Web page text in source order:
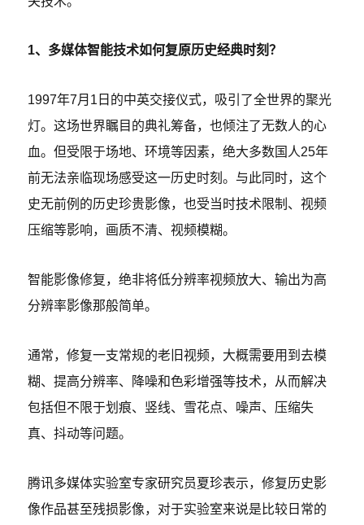
1、多媒体智能技术如何复原历史经典时刻？
1997年7月1日的中英交接仪式，吸引了全世界的聚光
灯。这场世界瞩目的典礼筹备，也倾注了无数人的心
血。但受限于场地、环境等因素，绝大多数国人25年
前无法亲临现场感受这一历史时刻。与此同时，这个
史无前例的历史珍贵影像，也受当时技术限制、视频
压缩等影响，画质不清、视频模糊。
智能影像修复，绝非将低分辨率视频放大、输出为高
分辨率影像那般简单。
通常，修复一支常规的老旧视频，大概需要用到去模
糊、提高分辨率、降噪和色彩增强等技术，从而解决
包括但不限于划痕、竖线、雪花点、噪声、压缩失
真、抖动等问题。
腾讯多媒体实验室专家研究员夏珍表示，修复历史影
像作品甚至残损影像，对于实验室来说是比较日常的